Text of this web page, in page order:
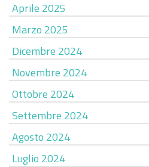
Aprile 2025
Marzo 2025
Dicembre 2024
Novembre 2024
Ottobre 2024
Settembre 2024
Agosto 2024
Luglio 2024